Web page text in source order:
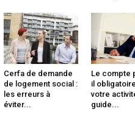
Cerfa de demande
de logement social :
les erreurs à
éviter...
Le compte
il
votre
guide...